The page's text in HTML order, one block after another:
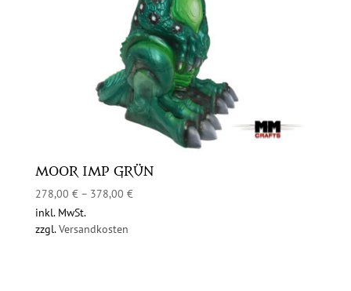
MOOR IMP GRÜN
278,00 €– 378,00 €
inkl. MwSt.
zzgl.Versandkosten